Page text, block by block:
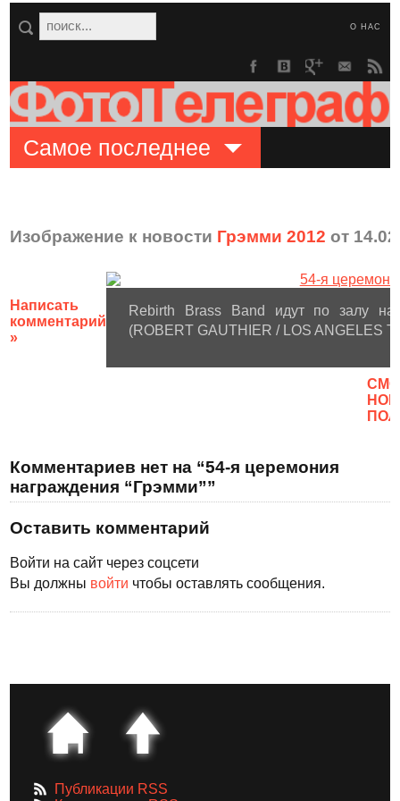
О НАС
Самое последнее
Изображение к новости Грэмми 2012 от
Написать
комментарий
»
Rebirth Brass Band идут по залу
(ROBERT GAUTHIER / LOS ANGELES
Комментариев нет на “54-я церемония
награждения “Грэмми””
Оставить комментарий
Войти на сайт через соцсети
Вы должны войти чтобы оставлять сообщения.
Публикации RSS